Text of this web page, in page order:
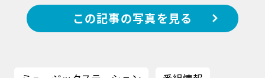
この記事の写真を見る